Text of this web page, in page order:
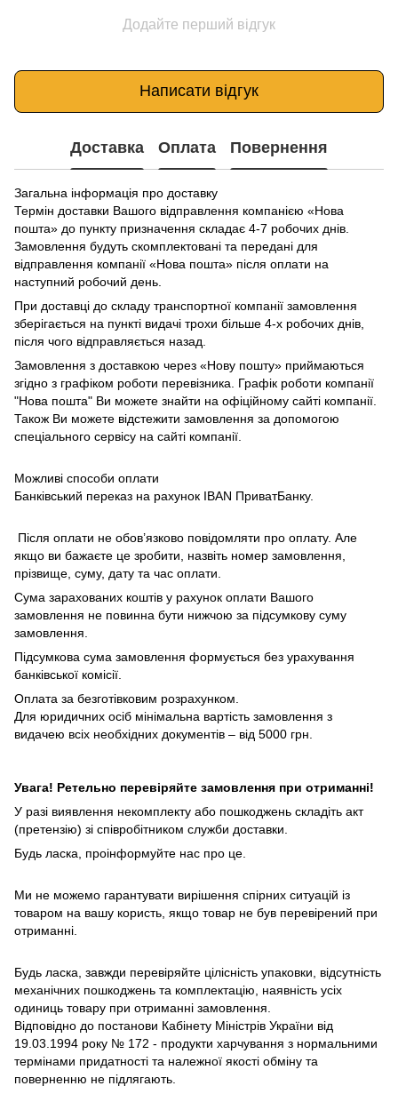
Додайте перший відгук
Написати відгук
Доставка Оплата Повернення
Загальна інформація про доставку
Термін доставки Вашого відправлення компанією «Нова
пошта» до пункту призначення складає 4-7 робочих днів.
Замовлення будуть скомплектовані та передані для
відправлення компанії «Нова пошта» після оплати на
наступний робочий день.
При доставці до складу транспортної компанії замовлення
зберігається на пункті видачі трохи більше 4-х робочих днів,
після чого відправляється назад.
Замовлення з доставкою через «Нову пошту» приймаються
згідно з графіком роботи перевізника. Графік роботи компанії
"Нова пошта" Ви можете знайти на офіційному сайті компанії.
Також Ви можете відстежити замовлення за допомогою
спеціального сервісу на сайті компанії.
Можливі способи оплати
Банківський переказ на рахунок IBAN ПриватБанку.
Після оплати не обов’язково повідомляти про оплату. Але
якщо ви бажаєте це зробити, назвіть номер замовлення,
прізвище, суму, дату та час оплати.
Сума зарахованих коштів у рахунок оплати Вашого
замовлення не повинна бути нижчою за підсумкову суму
замовлення.
Підсумкова сума замовлення формується без урахування
банківської комісії.
Оплата за безготівковим розрахунком.
Для юридичних осіб мінімальна вартість замовлення з
видачею всіх необхідних документів – від 5000 грн.
Увага! Ретельно перевіряйте замовлення при отриманні!
У разі виявлення некомплекту або пошкоджень складіть акт
(претензію) зі співробітником служби доставки.
Будь ласка, проінформуйте нас про це.
Ми не можемо гарантувати вирішення спірних ситуацій із
товаром на вашу користь, якщо товар не був перевірений при
отриманні.
Будь ласка, завжди перевіряйте цілісність упаковки, відсутність
механічних пошкоджень та комплектацію, наявність усіх
одиниць товару при отриманні замовлення.
Відповідно до постанови Кабінету Міністрів України від
19.03.1994 року № 172 - продукти харчування з нормальними
термінами придатності та належної якості обміну та
поверненню не підлягають.